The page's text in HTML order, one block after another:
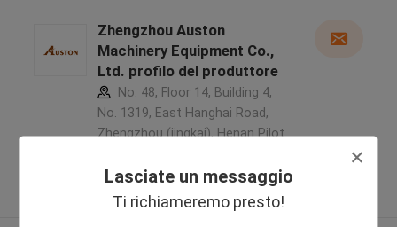
Lasciate un messaggio
Ti richiameremo presto!
Zhengzhou Auston
Machinery Equipment Co.,
Ltd. profilo del produttore
No. 48, Floor 14, Building 4,
No. 1319, East Hanghai Road,
Zhengzhou (jingkai), Henan Pilot
5.0
Fornitore verificato